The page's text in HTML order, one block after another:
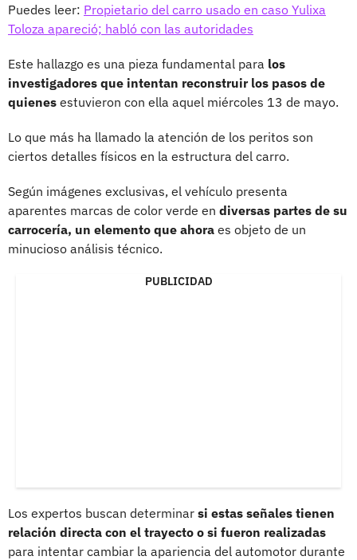
Puedes leer: Propietario del carro usado en caso Yulixa
Toloza apareció; habló con las autoridades
Este hallazgo es una pieza fundamental para los
investigadores que intentan reconstruir los pasos de
quienes estuvieron con ella aquel miércoles 13 de mayo.
Lo que más ha llamado la atención de los peritos son
ciertos detalles físicos en la estructura del carro.
Según imágenes exclusivas, el vehículo presenta
aparentes marcas de color verde en diversas partes de su
carrocería, un elemento que ahora es objeto de un
minucioso análisis técnico.
PUBLICIDAD
Los expertos buscan determinar si estas señales tienen
relación directa con el trayecto o si fueron realizadas
para intentar cambiar la apariencia del automotor durante